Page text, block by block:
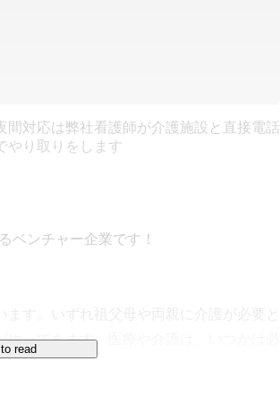
間対応は弊社看護師が介護施設と直接電話
やり取りをします
ベンチャー企業です！
ってきます。医療や介護は、いつかは必
read